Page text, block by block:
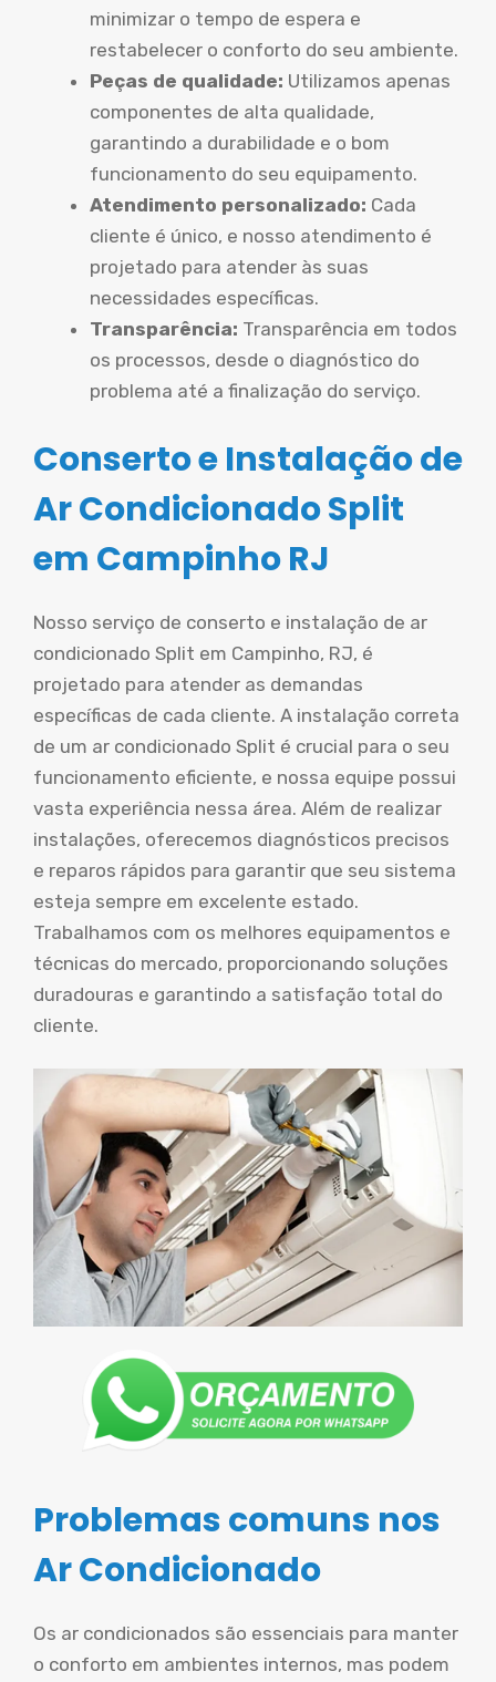
minimizar o tempo de espera e
restabelecer o conforto do seu ambiente.
Peças de qualidade: Utilizamos apenas
componentes de alta qualidade,
garantindo a durabilidade e o bom
funcionamento do seu equipamento.
Atendimento personalizado: Cada
cliente é único, e nosso atendimento é
projetado para atender às suas
necessidades específicas.
Transparência: Transparência em todos
os processos, desde o diagnóstico do
problema até a finalização do serviço.
Conserto e Instalação de
Ar Condicionado Split
em Campinho RJ
Nosso serviço de conserto e instalação de ar
condicionado Split em Campinho, RJ, é
projetado para atender as demandas
específicas de cada cliente. A instalação correta
de um ar condicionado Split é crucial para o seu
funcionamento eficiente, e nossa equipe possui
vasta experiência nessa área. Além de realizar
instalações, oferecemos diagnósticos precisos
e reparos rápidos para garantir que seu sistema
esteja sempre em excelente estado.
Trabalhamos com os melhores equipamentos e
técnicas do mercado, proporcionando soluções
duradouras e garantindo a satisfação total do
cliente.
Problemas comuns nos
Ar Condicionado
Os ar condicionados são essenciais para manter
o conforto em ambientes internos, mas podem